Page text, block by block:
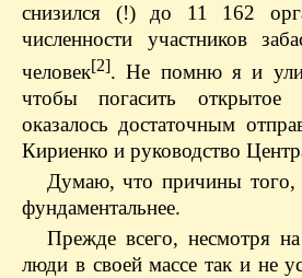
снизился (!) до 11 162
численности участников
человек[2]. Не помню я и
чтобы погасить открытое
оказалось достаточным
Кириенко и руководство
Думаю, что причины того,
фундаментальнее.
Прежде всего, несмотря
люди в своей массе так и не